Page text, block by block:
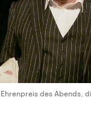
des Abends,